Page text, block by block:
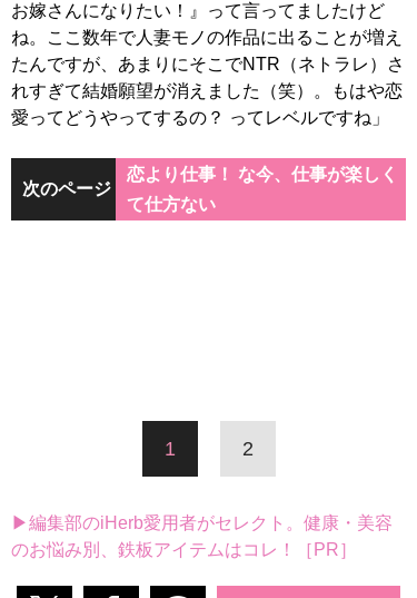
お嫁さんになりたい！』って言ってましたけど
ね。ここ数年で人妻モノの作品に出ることが増え
たんですが、あまりにそこでNTR（ネトラレ）さ
れすぎて結婚願望が消えました（笑）。もはや恋
愛ってどうやってするの？ ってレベルですね」
次のページ
恋より仕事！ な今、仕事が楽しく
て仕方ない
1 2
▶編集部のiHerb愛用者がセレクト。健康・美容
のお悩み別、鉄板アイテムはコレ！［PR］